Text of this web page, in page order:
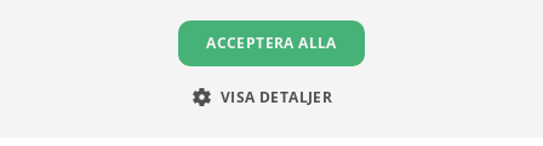
ACCEPTERA ALLA
VISA DETALJER